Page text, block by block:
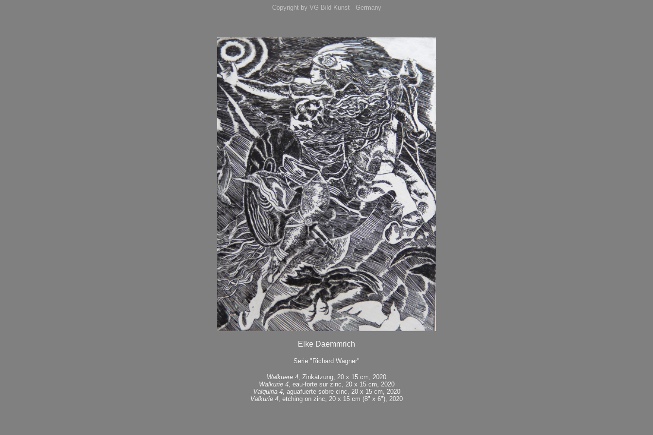
Copyright by VG Bild-Kunst - Germany
Elke Daemmrich
Serie "Richard Wagner"
Walkuere 4 , Zinkätzung, 20 x 15 cm, 2020
Walkurie 4, eau-forte sur zinc, 20 x 15 cm, 2020
Valquiria 4, aguafuerte sobre cinc, 20 x 15 cm, 2020
Valkurie 4 , etching on zinc, 20 x 15 cm (8" x 6"), 2020